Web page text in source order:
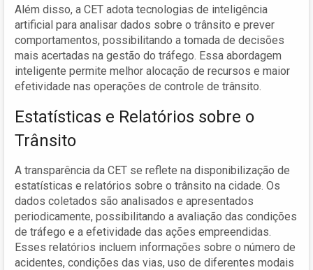
Além disso, a CET adota tecnologias de inteligência
artificial para analisar dados sobre o trânsito e prever
comportamentos, possibilitando a tomada de decisões
mais acertadas na gestão do tráfego. Essa abordagem
inteligente permite melhor alocação de recursos e maior
efetividade nas operações de controle de trânsito.
Estatísticas e Relatórios sobre o
Trânsito
A transparência da CET se reflete na disponibilização de
estatísticas e relatórios sobre o trânsito na cidade. Os
dados coletados são analisados e apresentados
periodicamente, possibilitando a avaliação das condições
de tráfego e a efetividade das ações empreendidas.
Esses relatórios incluem informações sobre o número de
acidentes, condições das vias, uso de diferentes modais